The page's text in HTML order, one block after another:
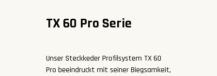
TX 60 Pro Serie
Unser Steckkeder Profilsystem TX 60
Pro beeindruckt mit seiner Biegsamkeit,